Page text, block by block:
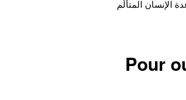
Pour